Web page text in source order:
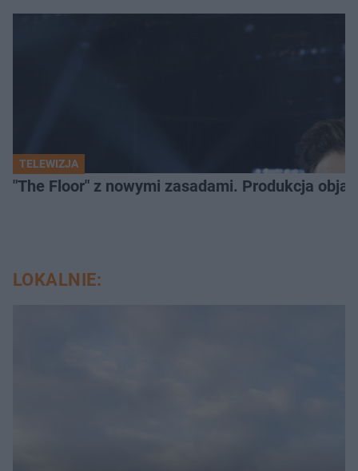
TELEWIZJA
"The Floor" z nowymi zasadami. Produkcja
LOKALNIE: